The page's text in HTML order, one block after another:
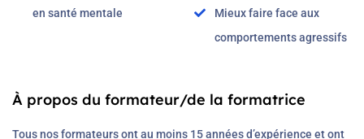
en santé mentale
Mieux faire face aux
comportements agressifs
À propos du formateur/de la formatrice